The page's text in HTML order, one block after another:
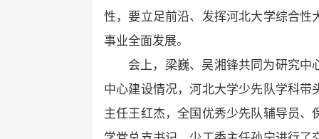
性，要立足前沿、发挥河北大学综合
事业全面发展。
会上，梁巍、吴湘锋共同为研究
中心建设情况，河北大学少先队学科
主任王红杰，全国优秀少先队辅导员